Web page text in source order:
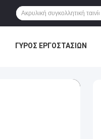
ΓΎΡΟΣ ΕΡΓΟΣΤΑΣΊΩΝ